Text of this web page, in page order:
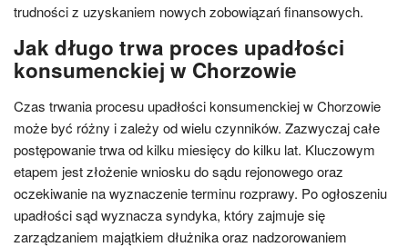
trudności z uzyskaniem nowych zobowiązań finansowych.
Jak długo trwa proces upadłości
konsumenckiej w Chorzowie
Czas trwania procesu upadłości konsumenckiej w Chorzowie
może być różny i zależy od wielu czynników. Zazwyczaj całe
postępowanie trwa od kilku miesięcy do kilku lat. Kluczowym
etapem jest złożenie wniosku do sądu rejonowego oraz
oczekiwanie na wyznaczenie terminu rozprawy. Po ogłoszeniu
upadłości sąd wyznacza syndyka, który zajmuje się
zarządzaniem majątkiem dłużnika oraz nadzorowaniem